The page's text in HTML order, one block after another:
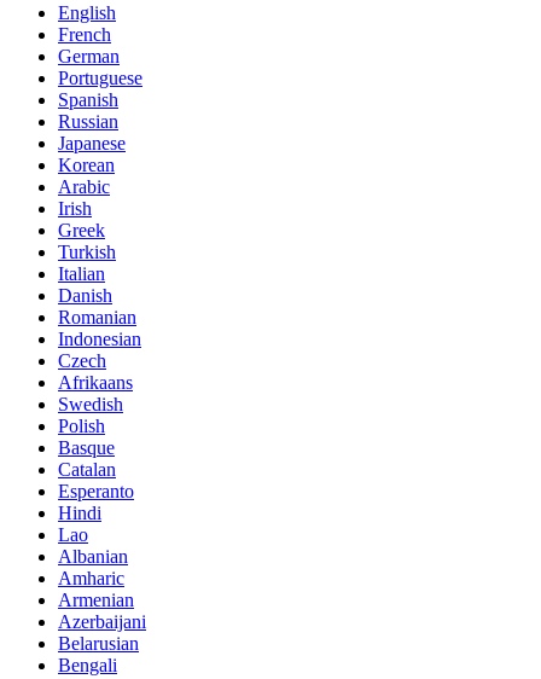
English
French
German
Portuguese
Spanish
Russian
Japanese
Korean
Arabic
Irish
Greek
Turkish
Italian
Danish
Romanian
Indonesian
Czech
Afrikaans
Swedish
Polish
Basque
Catalan
Esperanto
Hindi
Lao
Albanian
Amharic
Armenian
Azerbaijani
Belarusian
Bengali